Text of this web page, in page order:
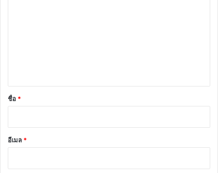
*
ชื่อ *
อีเมล *